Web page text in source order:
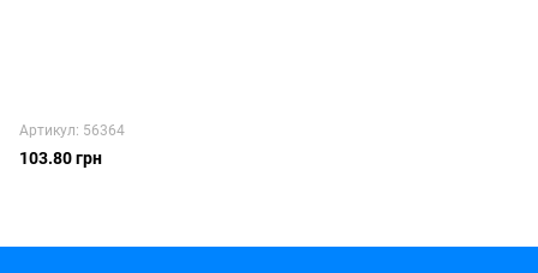
Артикул: 56364
103.80 грн